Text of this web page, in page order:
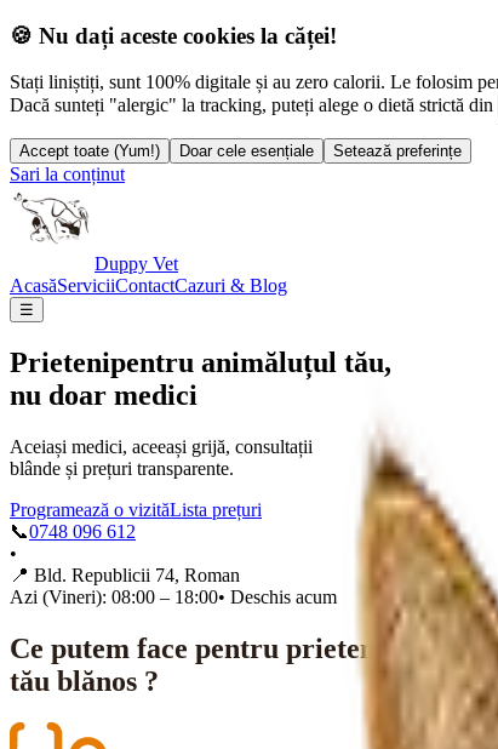
🍪 Nu dați aceste cookies la căței!
Stați liniștiți, sunt 100% digitale și au zero calorii. Le folosim
Dacă sunteți "alergic" la tracking, puteți alege o dietă strictă din
Accept toate (Yum!) Doar cele esențiale Setează preferințe
Sari la conținut
Duppy Vet
AcasăServiciiContactCazuri & Blog
☰
Prietenipentru animăluțul tău,
nu doar medici
Aceiași medici, aceeași grijă, consultații
blânde și prețuri transparente.
Programează o vizităLista prețuri
📞0748 096 612
•
📍 Bld. Republicii 74, Roman
Azi (Vineri): 08:00 – 18:00• Deschis acum
Ce putem face pentru prietenul
tău blănos ?